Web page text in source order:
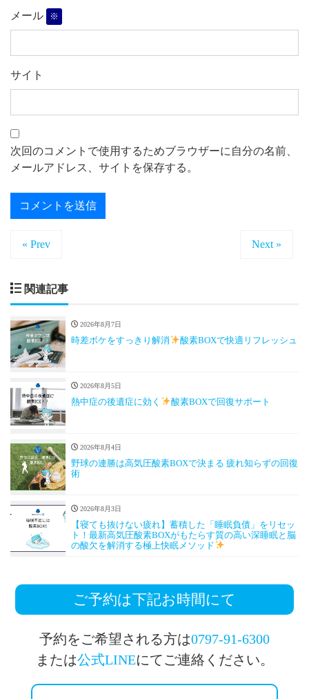
メール ※
サイト
次回のコメントで使用するためブラウザーに自分の名前、
メールアドレス、サイトを保存する。
« Prev Next »
関連記事
2026年8月7日
時差ボケをすっきり解消 酸素BOXで快適リフレッシュ
2026年8月5日
熱中症の後遺症に効く 酸素BOXで回復サポート
2026年8月4日
野球の連勝は高気圧酸素BOXで決まる 疲れ知らずの回復
術
2026年8月3日
【寝ても抜けない疲れ】蓄積した「睡眠負債」をリセッ
ト！最新高気圧酸素BOXがもたらす質の高い深睡眠と脳
の酸欠を解消する極上快眠メソッド
ご予約は下記お時間にて
予約をご希望される方は0797-91-6300
または公式LINEにてご連絡ください。